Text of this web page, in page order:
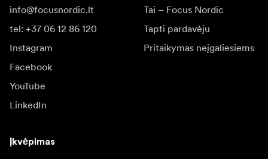
info@focusnordic.lt
tel: +37 06 12 86 120
Instagram
Facebook
YouTube
LinkedIn
Tai – Focus Nordic
Tapti pardavėju
Pritaikymas neįgaliesiems
Įkvėpimas